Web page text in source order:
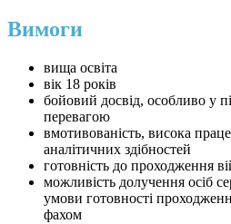
Вимоги
вища освіта
вік 18 років
бойовий досвід, особливо у
перевагою
вмотивованість, висока
аналітичних здібностей
готовність до проходження
можливість долучення осіб
умови готовності
фахом